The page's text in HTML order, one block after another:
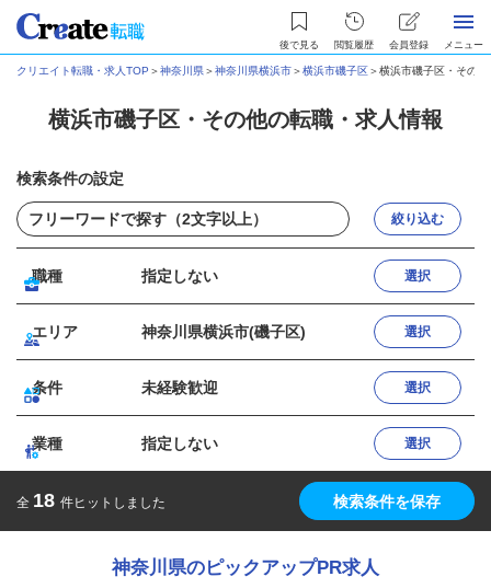
後で見る 閲覧履歴 会員登録 メニュー
クリエイト転職・求人TOP ＞神奈川県＞神奈川県横浜市＞横浜市磯子区＞横浜市磯子区・その
横浜市磯子区・その他の転職・求人情報
検索条件の設定
絞り込む
職種 指定しない 選択
エリア 神奈川県横浜市(磯子区) 選択
条件 未経験歓迎 選択
業種 指定しない 選択
全 18 件ヒットしました 検索条件を保存
神奈川県のピックアップPR求人